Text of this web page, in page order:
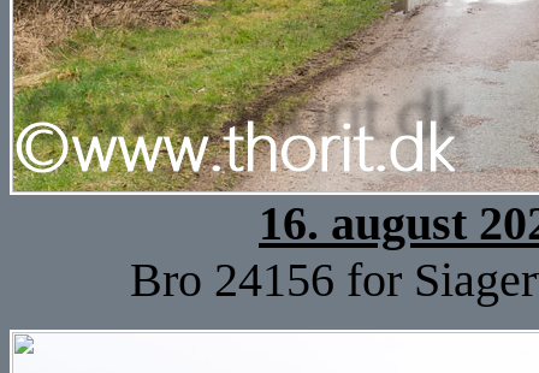
16. august
Bro 24156 for